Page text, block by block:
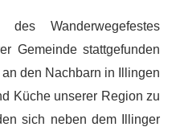
Wanderwegefestes
Gemeinde stattgefunden
den Nachbarn in Illingen
Küche unserer Region zu
sich neben dem Illinger